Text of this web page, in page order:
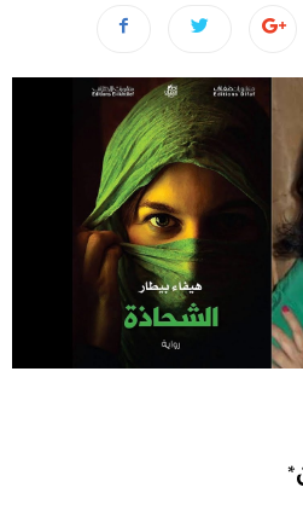
*